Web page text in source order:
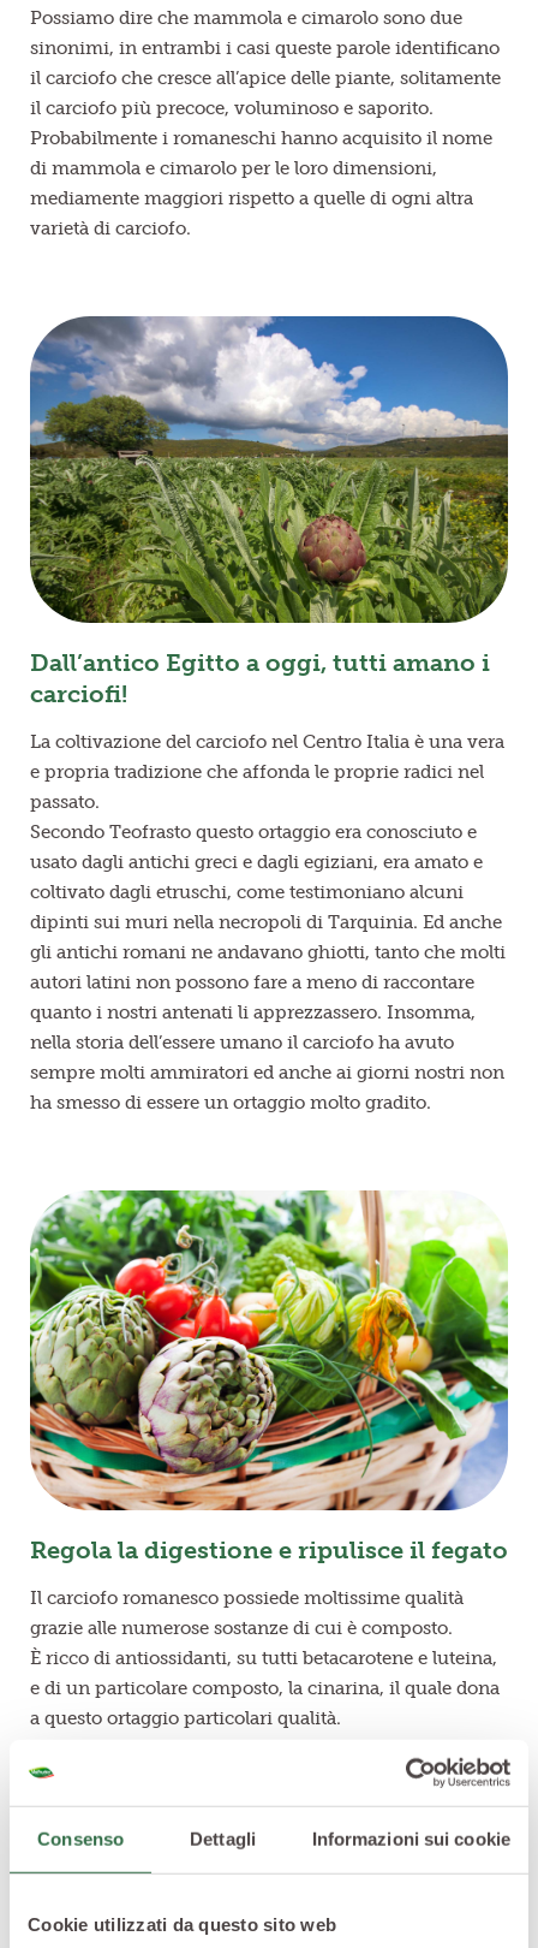
Consenso Dettagli Informazioni sui cookie
Cookie utilizzati da questo sito web
Possiamo dire che mammola e cimarolo sono due
sinonimi, in entrambi i casi queste parole identificano
il carciofo che cresce all’apice delle piante, solitamente
il carciofo più precoce, voluminoso e saporito.
Probabilmente i romaneschi hanno acquisito il nome
di mammola e cimarolo per le loro dimensioni,
mediamente maggiori rispetto a quelle di ogni altra
varietà di carciofo.
Dall’antico Egitto a oggi, tutti amano i
carciofi!
La coltivazione del carciofo nel Centro Italia è una vera
e propria tradizione che affonda le proprie radici nel
passato.
Secondo Teofrasto questo ortaggio era conosciuto e
usato dagli antichi greci e dagli egiziani, era amato e
coltivato dagli etruschi, come testimoniano alcuni
dipinti sui muri nella necropoli di Tarquinia. Ed anche
gli antichi romani ne andavano ghiotti, tanto che molti
autori latini non possono fare a meno di raccontare
quanto i nostri antenati li apprezzassero. Insomma,
nella storia dell’essere umano il carciofo ha avuto
sempre molti ammiratori ed anche ai giorni nostri non
ha smesso di essere un ortaggio molto gradito.
Regola la digestione e ripulisce il fegato
Il carciofo romanesco possiede moltissime qualità
grazie alle numerose sostanze di cui è composto.
È ricco di antiossidanti, su tutti betacarotene e luteina,
e di un particolare composto, la cinarina, il quale dona
a questo ortaggio particolari qualità.
contrastando le malattie, la cinarina dona al carciofo
importanti doti epato-regolatrici, depurative e
disintossicanti: è in grado di mantenere in salute
l’apparato digerente e il fegato e di regolarne l’attività.